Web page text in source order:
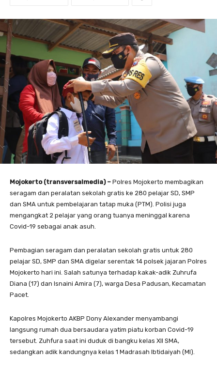
Mojokerto (transversalmedia) – Polres Mojokerto membagikan
seragam dan peralatan sekolah gratis ke 280 pelajar SD, SMP
dan SMA untuk pembelajaran tatap muka (PTM). Polisi juga
mengangkat 2 pelajar yang orang tuanya meninggal karena
Covid-19 sebagai anak asuh.
Pembagian seragam dan peralatan sekolah gratis untuk 280
pelajar SD, SMP dan SMA digelar serentak 14 polsek jajaran Polres
Mojokerto hari ini. Salah satunya terhadap kakak-adik Zuhrufa
Diana (17) dan Isnaini Amira (7), warga Desa Padusan, Kecamatan
Pacet.
Kapolres Mojokerto AKBP Dony Alexander menyambangi
langsung rumah dua bersaudara yatim piatu korban Covid-19
tersebut. Zuhfura saat ini duduk di bangku kelas XII SMA,
sedangkan adik kandungnya kelas 1 Madrasah Ibtidaiyah (MI).